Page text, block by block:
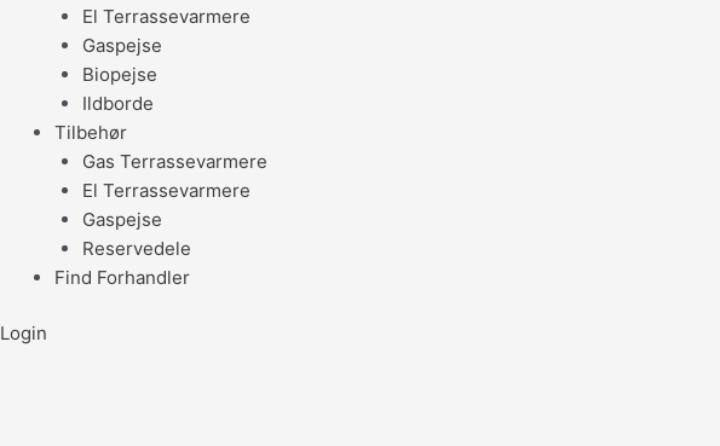
El Terrassevarmere
Gaspejse
Biopejse
Ildborde
Tilbehør
Gas Terrassevarmere
El Terrassevarmere
Gaspejse
Reservedele
Find Forhandler
Login